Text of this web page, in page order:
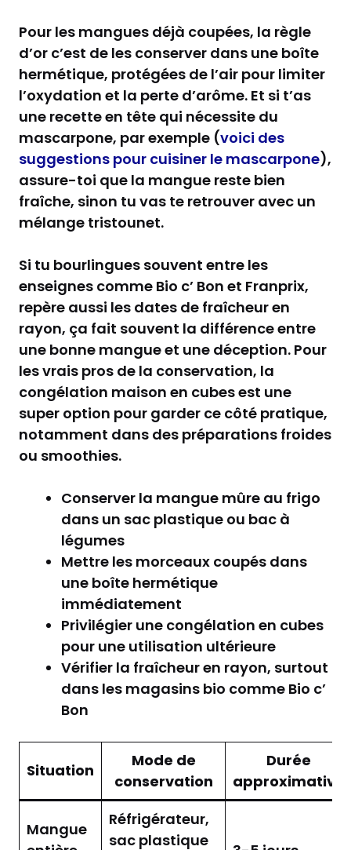
Pour les mangues déjà coupées, la règle
d’or c’est de les conserver dans une boîte
hermétique, protégées de l’air pour limiter
l’oxydation et la perte d’arôme. Et si t’as
une recette en tête qui nécessite du
mascarpone, par exemple (voici des
suggestions pour cuisiner le mascarpone),
assure-toi que la mangue reste bien
fraîche, sinon tu vas te retrouver avec un
mélange tristounet.
Si tu bourlingues souvent entre les
enseignes comme Bio c’ Bon et Franprix,
repère aussi les dates de fraîcheur en
rayon, ça fait souvent la différence entre
une bonne mangue et une déception. Pour
les vrais pros de la conservation, la
congélation maison en cubes est une
super option pour garder ce côté pratique,
notamment dans des préparations froides
ou smoothies.
Conserver la mangue mûre au frigo
dans un sac plastique ou bac à
légumes
Mettre les morceaux coupés dans
une boîte hermétique
immédiatement
Privilégier une congélation en cubes
pour une utilisation ultérieure
Vérifier la fraîcheur en rayon, surtout
dans les magasins bio comme Bio c’
Bon
Situation
Mode de
conservation
Durée
approximative
Mangue
Réfrigérateur,
sac plastique